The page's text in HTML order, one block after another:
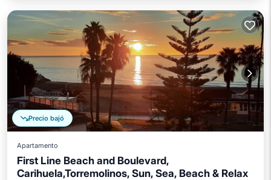
Precio bajó
Apartamento
First Line Beach and Boulevard,
Carihuela,Torremolinos, Sun, Sea, Beach & Relax